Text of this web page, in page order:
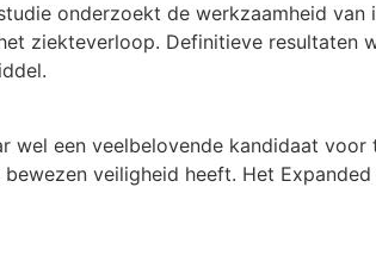
onderzoekt de werkzaamheid
ziekteverloop. Definitieve
wel een veelbelovende kandidaat
veiligheid heeft. Het